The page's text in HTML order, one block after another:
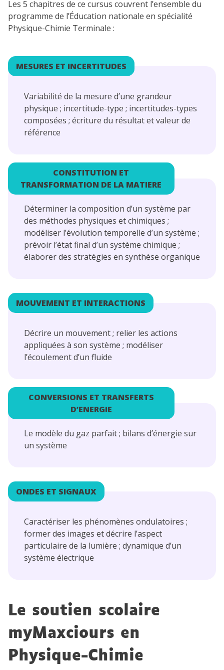
Les 5 chapitres de ce cursus couvrent l’ensemble du
programme de l’Éducation nationale en spécialité
Physique-Chimie Terminale :
MESURES ET INCERTITUDES
Variabilité de la mesure d’une grandeur
physique ; incertitude-type ; incertitudes-types
composées ; écriture du résultat et valeur de
référence
CONSTITUTION ET
TRANSFORMATION DE LA MATIERE
Déterminer la composition d’un système par
des méthodes physiques et chimiques ;
modéliser l’évolution temporelle d’un système ;
prévoir l’état final d’un système chimique ;
élaborer des stratégies en synthèse organique
MOUVEMENT ET INTERACTIONS
Décrire un mouvement ; relier les actions
appliquées à son système ; modéliser
l’écoulement d’un fluide
CONVERSIONS ET TRANSFERTS
D’ENERGIE
Le modèle du gaz parfait ; bilans d’énergie sur
un système
ONDES ET SIGNAUX
Caractériser les phénomènes ondulatoires ;
former des images et décrire l’aspect
particulaire de la lumière ; dynamique d’un
système électrique
Le soutien scolaire
myMaxciours en
Physique-Chimie